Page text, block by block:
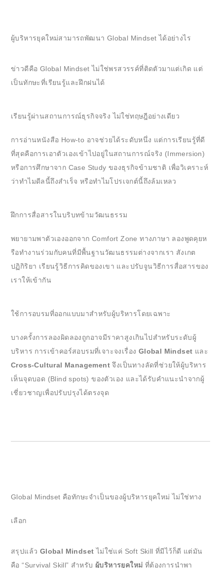
ผู้บริหารยุคใหม่สามารถพัฒนา Global Mindset ได้อย่างไร
ข่าวดีคือ Global Mindset ไม่ใช่พรสวรรค์ที่ติดตัวมาแต่เกิด แต่
เป็นทักษะที่เรียนรู้และฝึกฝนได้
เรียนรู้ผ่านสถานการณ์ธุรกิจจริง ไม่ใช่ทฤษฎีอย่างเดียว
การอ่านหนังสือ How-to อาจช่วยได้ระดับหนึ่ง แต่การเรียนรู้ที่ดี
ที่สุดคือการเอาตัวเองเข้าไปอยู่ในสถานการณ์จริง (Immersion)
หรือการศึกษาจาก Case Study ของธุรกิจข้ามชาติ เพื่อวิเคราะห์
ว่าทำไมดีลนี้ถึงสำเร็จ หรือทำไมโปรเจกต์นี้ถึงล้มเหลว
ฝึกการสื่อสารในบริบทข้ามวัฒนธรรม
พยายามพาตัวเองออกจาก Comfort Zone ทางภาษา ลองพูดคุยห
รือทำงานร่วมกับคนที่มีพื้นฐานวัฒนธรรมต่างจากเรา สังเกต
ปฏิกิริยา เรียนรู้วิธีการคิดของเขา และปรับจูนวิธีการสื่อสารของ
เราให้เข้ากัน
ใช้การอบรมที่ออกแบบมาสำหรับผู้บริหารโดยเฉพาะ
บางครั้งการลองผิดลองถูกอาจมีราคาสูงเกินไปสำหรับระดับผู้
บริหาร การเข้าคอร์สอบรมที่เจาะจงเรื่อง Global Mindset และ
Cross-Cultural Management จึงเป็นทางลัดที่ช่วยให้ผู้บริหาร
เห็นจุดบอด (Blind spots) ของตัวเอง และได้รับคำแนะนำจากผู้
เชี่ยวชาญเพื่อปรับปรุงได้ตรงจุด
Global Mindset คือทักษะจำเป็นของผู้บริหารยุคใหม่ ไม่ใช่ทาง
เลือก
สรุปแล้ว Global Mindset ไม่ใช่แค่ Soft Skill ที่มีไว้ก็ดี แต่มัน
คือ “Survival Skill” สำหรับ ผู้บริหารยุคใหม่ ที่ต้องการนำพา